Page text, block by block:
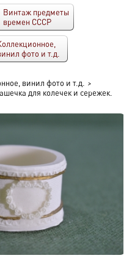
Винтаж предметы
времен СССР
фото и т.д.
винил фото и т.д.
>
для колечек и сережек.